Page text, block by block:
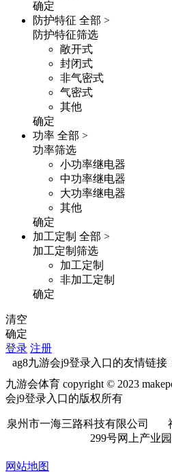
确定
防护特征 全部 >
防护特征筛选
敞开式
封闭式
非气密式
气密式
其他
确定
功率 全部 >
功率筛选
小功率继电器
中功率继电器
大功率继电器
其他
确定
加工定制 全部 >
加工定制筛选
加工定制
非加工定制
确定
清空
确定
登录 注册
ag8九游会j9登录入口的友情链接
九游会体育 copyright © 2023
会j9登录入口的版权所有
泉州市一海三路科技有限公司
299号网上产业
网站地图